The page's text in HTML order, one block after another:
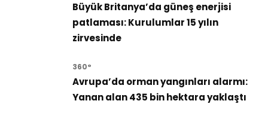
Büyük Britanya’da güneş enerjisi
patlaması: Kurulumlar 15 yılın
zirvesinde
360°
Avrupa’da orman yangınları alarmı:
Yanan alan 435 bin hektara yaklaştı